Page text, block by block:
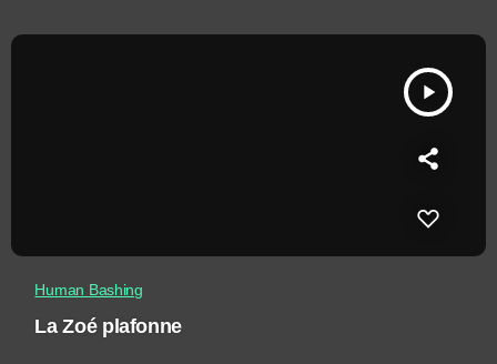
play_arrow
Human Bashing
La Zoé plafonne